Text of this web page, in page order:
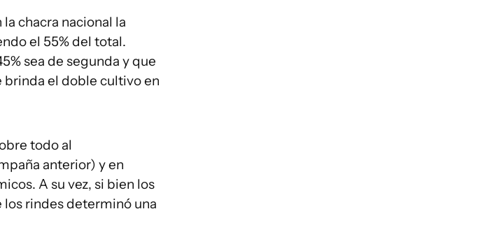
chacra nacional la
el 55% del total.
sea de segunda y que
brinda el doble cultivo en
todo al
anterior) y en
A su vez, si bien los
los rindes determinó una